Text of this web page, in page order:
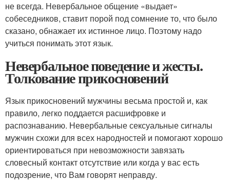
не всегда. Невербальное общение «выдает»
собеседников, ставит порой под сомнение то, что было
сказано, обнажает их истинное лицо. Поэтому надо
учиться понимать этот язык.
Невербальное поведение и жесты.
Толкование прикосновений
Язык прикосновений мужчины весьма простой и, как
правило, легко поддается расшифровке и
распознаванию. Невербальные сексуальные сигналы
мужчин схожи для всех народностей и помогают хорошо
ориентироваться при невозможности завязать
словесный контакт отсутствие или когда у вас есть
подозрение, что Вам говорят неправду.